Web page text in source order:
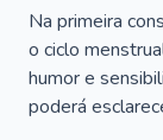
Na primeira
o ciclo
humor e
poderá